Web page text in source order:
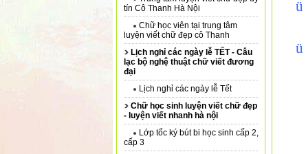
tín Cô Thanh Hà Nội
Chữ học viên tại trung tâm
luyện viết chữ đẹp cô Thanh
Lịch nghỉ các ngày lễ TẾT - Câu
lạc bộ nghệ thuật chữ viết đương
đại
Lịch nghỉ các ngày lễ Tết
Chữ học sinh luyện viết chữ đẹp
- luyện viết nhanh hà nội
Lớp tốc ký bút bi học sinh cấp 2,
cấp 3
ü
ü